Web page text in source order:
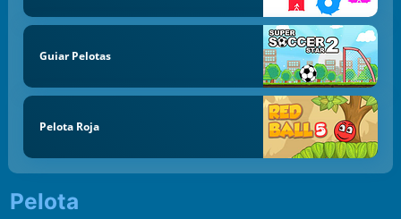
Guiar Pelotas
Pelota Roja
Pelota